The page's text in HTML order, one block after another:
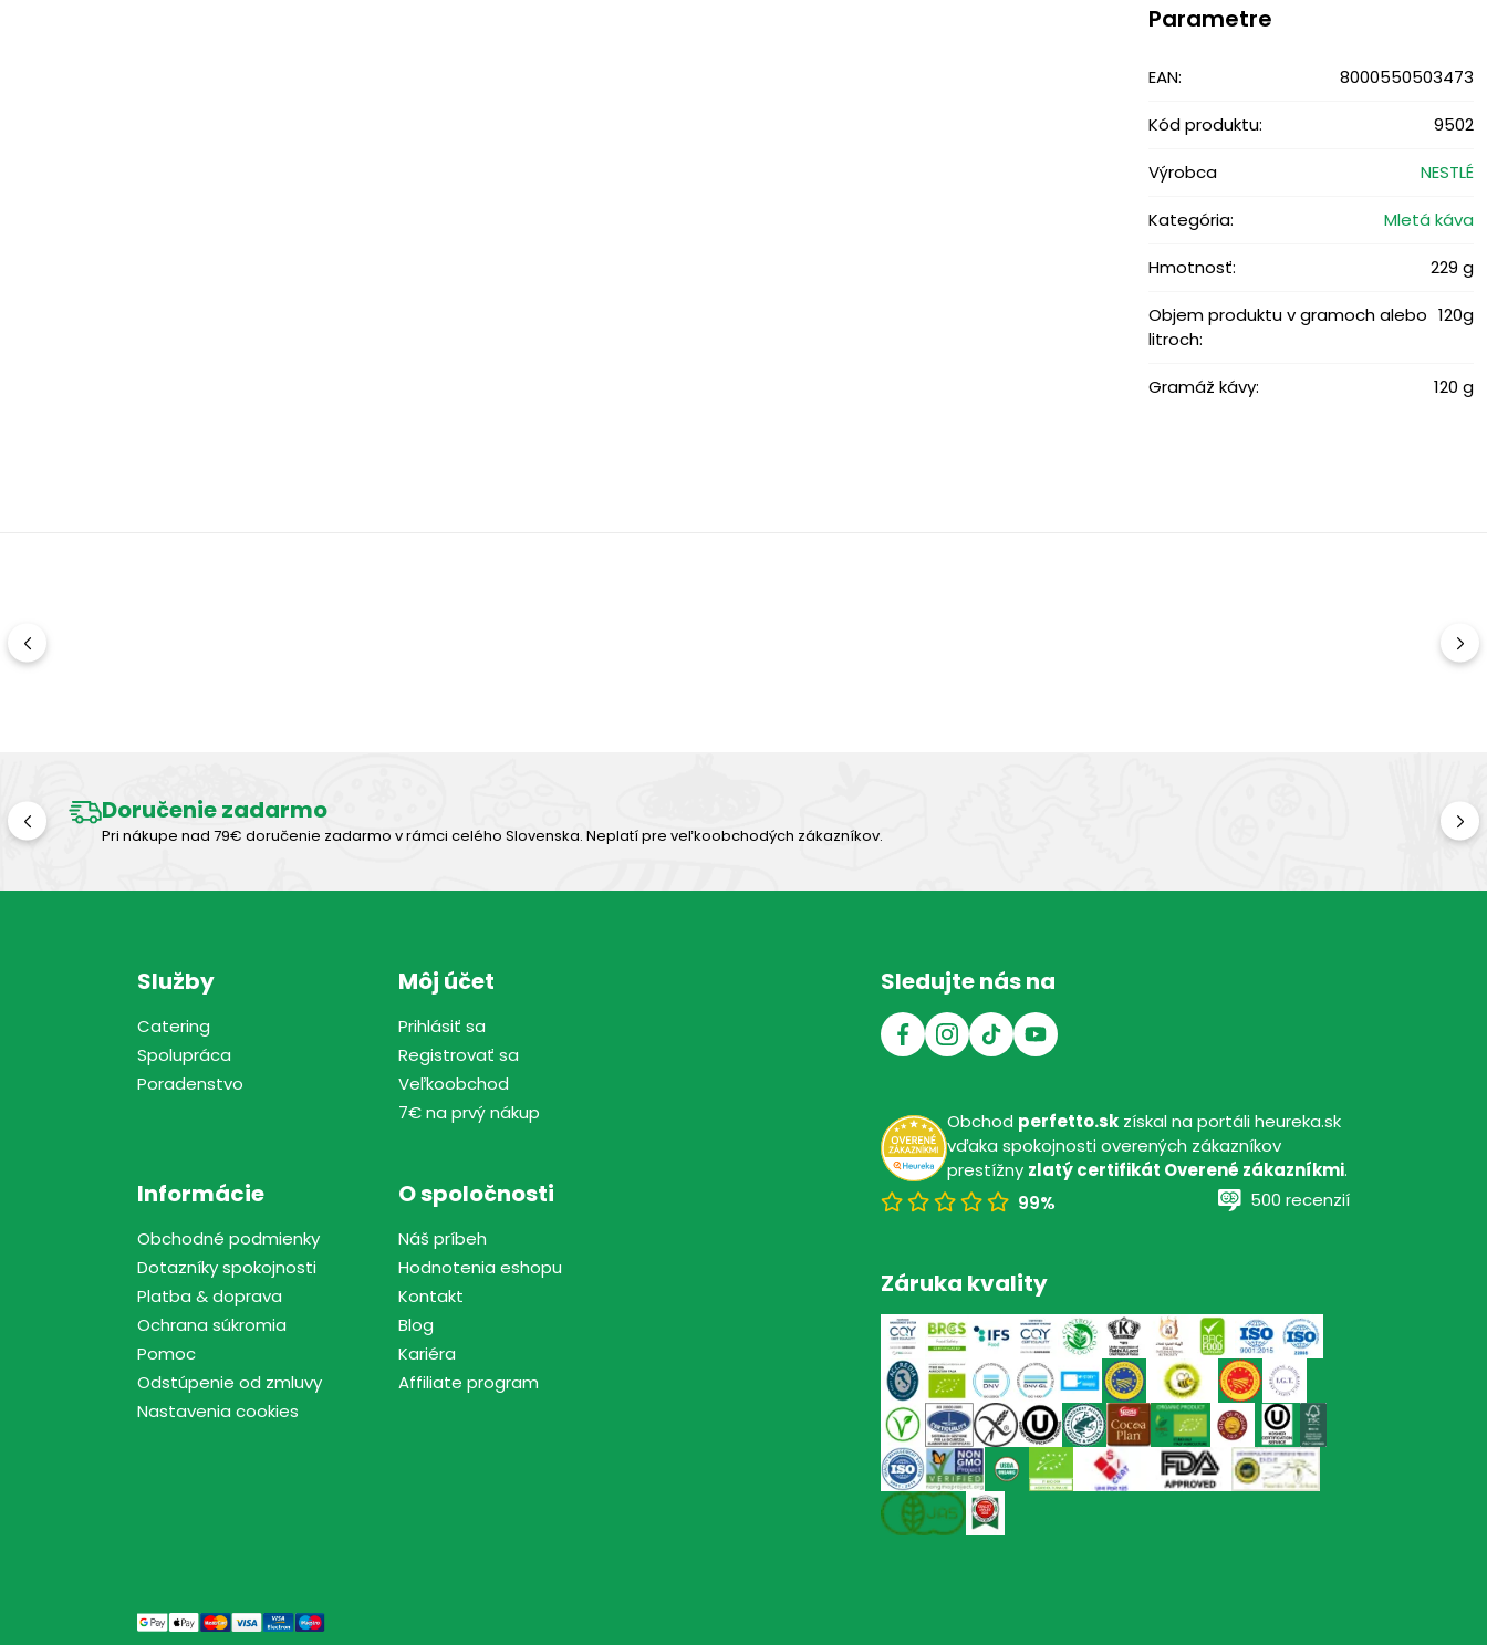
Parametre
EAN: 8000550503473
Kód produktu: 9502
Výrobca NESTLÉ
Kategória: Mletá káva
Hmotnosť: 229 g
Objem produktu v gramoch alebo
litroch:
120g
Gramáž kávy: 120 g
Doručenie zadarmo
Pri nákupe nad 79€ doručenie zadarmo v rámci celého Slovenska. Neplatí pre veľkoobchodých zákazníkov.
Služby
Catering
Spolupráca
Poradenstvo
Môj účet
Prihlásiť sa
Registrovať sa
Veľkoobchod
7€ na prvý nákup
Informácie
Obchodné podmienky
Dotazníky spokojnosti
Platba & doprava
Ochrana súkromia
Pomoc
Odstúpenie od zmluvy
Nastavenia cookies
O spoločnosti
Náš príbeh
Hodnotenia eshopu
Kontakt
Blog
Kariéra
Affiliate program
Záruka kvality
Sledujte nás na
Obchod perfetto.skzískal na portáli heureka.sk
vďaka spokojnosti overených zákazníkov
prestížny zlatý certifikát Overené zákazníkmi.
99%
500 recenzií